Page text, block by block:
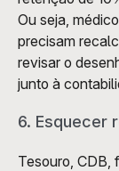
Ou seja,
precisam
revisar o
junto à
6. Esquecer
Tesouro, CDB,